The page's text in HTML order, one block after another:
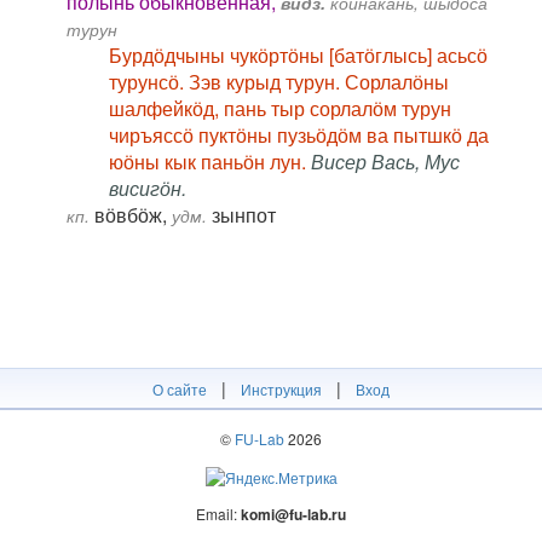
турун
Бурдӧдчыны чукӧртӧны [батӧглысь] асьсӧ
турунсӧ. Зэв курыд турун. Сорлалӧны
шалфейкӧд, пань тыр сорлалӧм турун
чиръяссӧ пуктӧны пузьӧдӧм ва пытшкӧ да
юӧны кык паньӧн лун. Висер Вась, Мус
висигӧн.
кп. вӧвбӧж, удм. зынпот
О сайте | Инструкция | Вход
© FU-Lab2026
Email:komi@fu-lab.ru